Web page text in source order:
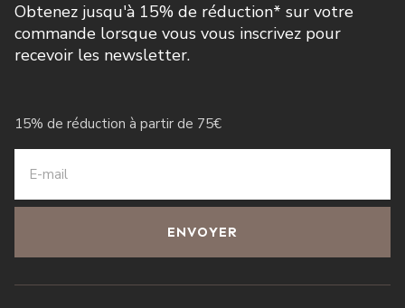
Obtenez jusqu'à 15% de réduction* sur votre
commande lorsque vous vous inscrivez pour
recevoir les newsletter.
15% de réduction à partir de 75€
ENVOYER